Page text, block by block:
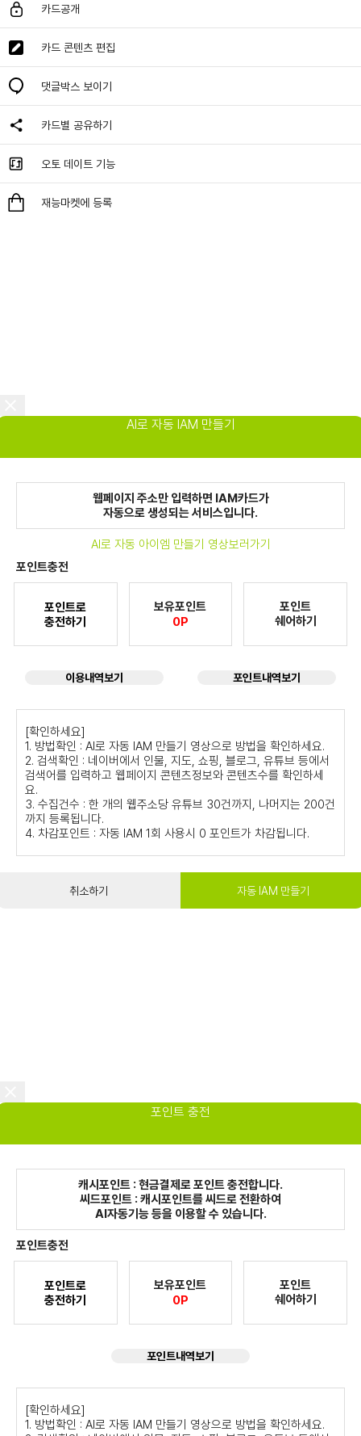
카드공개
카드 콘텐츠 편집
댓글박스 보이기
카드별 공유하기
오토 데이트 기능
재능마켓에 등록
AI로 자동 IAM 만들기
웹페이지 주소만 입력하면 IAM카드가
자동으로 생성되는 서비스입니다.
AI로 자동 아이엠 만들기 영상보러가기
포인트충전
포인트로
충전하기
보유포인트
0P
포인트
쉐어하기
이용내역보기 포인트내역보기
[확인하세요]
1. 방법확인 : AI로 자동 IAM 만들기 영상으로 방법을 확인하세요.
2. 검색확인 : 네이버에서 인물, 지도, 쇼핑, 블로그, 유튜브 등에서
검색어를 입력하고 웹페이지 콘텐츠정보와 콘텐츠수를 확인하세
요.
3. 수집건수 : 한 개의 웹주소당 유튜브 30건까지, 나머지는 200건
까지 등록됩니다.
4. 차감포인트 : 자동 IAM 1회 사용시 0 포인트가 차감됩니다.
취소하기 자동 IAM 만들기
포인트 충전
캐시포인트 : 현금결제로 포인트 충전합니다.
씨드포인트 : 캐시포인트를 씨드로 전환하여
AI자동기능 등을 이용할 수 있습니다.
포인트충전
포인트로
충전하기
보유포인트
0P
포인트
쉐어하기
포인트내역보기
[확인하세요]
1. 방법확인 : AI로 자동 IAM 만들기 영상으로 방법을 확인하세요.